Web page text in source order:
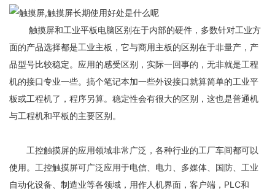
触摸屏和工业平板电脑区别在于内部的硬件，多数针对工业方
面的产品选择都是工业主板，它与商用主板的区别在于非量产，产
品型号比较稳定。应用的感受区别，实际一回事的，无非就是工程
机的接口专业一些。搞个笔记本加一些外设接口就算简单的工业平
板或工程机了，程序另算。稳定性会有很大的区别，这也是普通机
与工程机和平板的主要区别。
工控触摸屏的应用领域非常广泛，各种行业的工厂车间都可以
使用。工控触摸屏可广泛应用于电信、电力、多媒体、国防、工业
自动化设备、制造业等各领域，用作人机界面，客户端，PLC和